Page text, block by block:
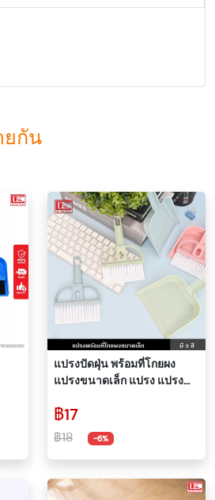
กัน
แปรงปัดฝุ่น พร้อมที่โกยผง
แปรงขนาดเล็ก แปรง แปรง
แป้นพิมพ์ ลิ้นชัก โต๊ะ ที่กวาด
ฝุ่น ไม้กวาดขนาดเล็ก สีพาส
฿17
฿18 -6%